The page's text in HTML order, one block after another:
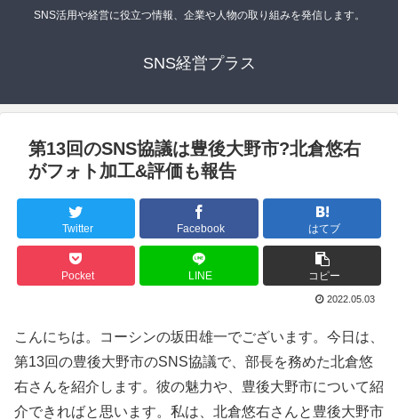
SNS活用や経営に役立つ情報、企業や人物の取り組みを発信します。
SNS経営プラス
第13回のSNS協議は豊後大野市?北倉悠右
がフォト加工&評価も報告
Twitter Facebook はてブ
Pocket LINE コピー
2022.05.03
こんにちは。コーシンの坂田雄一でございます。今日は、
第13回の豊後大野市のSNS協議で、部長を務めた北倉悠
右さんを紹介します。彼の魅力や、豊後大野市について紹
介できればと思います。私は、北倉悠右さんと豊後大野市